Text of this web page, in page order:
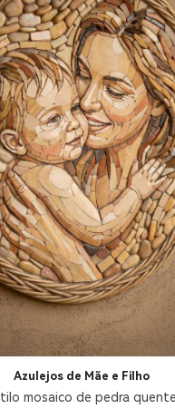
Azulejos de Mãe e Filho
mosaico de pedra